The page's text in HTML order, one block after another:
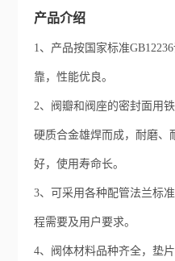
产品介绍
1、产品按国家标准
靠，性能优良。
2、阀瓣和阀座的密封面用
硬质合金雄焊而成，耐磨、
好，使用寿命长。
3、可采用各种配管法兰标
程需要及用户要求。
4、阀体材料品种齐全，垫